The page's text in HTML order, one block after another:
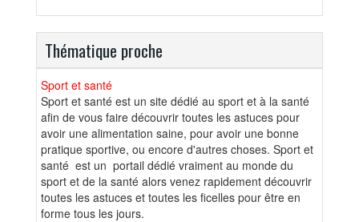
Thématique proche
Sport et santé
Sport et santé est un site dédié au sport et à la santé
afin de vous faire découvrir toutes les astuces pour
avoir une alimentation saine, pour avoir une bonne
pratique sportive, ou encore d'autres choses. Sport et
santé est un portail dédié vraiment au monde du
sport et de la santé alors venez rapidement découvrir
toutes les astuces et toutes les ficelles pour être en
forme tous les jours.